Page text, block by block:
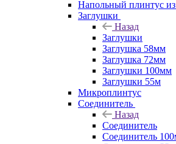
Напольный плинтус
Заглушки
Назад
Заглушки
Заглушка 58мм
Заглушка 72мм
Заглушки 100мм
Заглушки 55м
Микроплинтус
Соединитель
Назад
Соединитель
Соединитель